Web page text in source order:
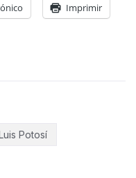
Imprimir
Potosí